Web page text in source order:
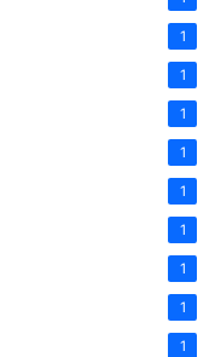
1
1
1
1
1
1
1
1
1